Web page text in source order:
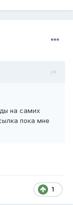
на самих
пока мне
1